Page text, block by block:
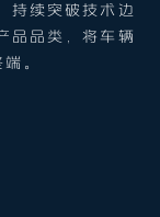
持续突破技术边
品品类，将车辆
。